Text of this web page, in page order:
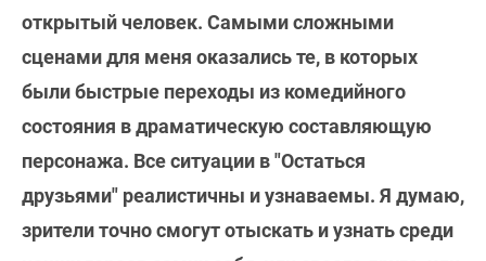
открытый человек. Самыми сложными
сценами для меня оказались те, в которых
были быстрые переходы из комедийного
состояния в драматическую составляющую
персонажа. Все ситуации в "Остаться
друзьями" реалистичны и узнаваемы. Я думаю,
зрители точно смогут отыскать и узнать среди